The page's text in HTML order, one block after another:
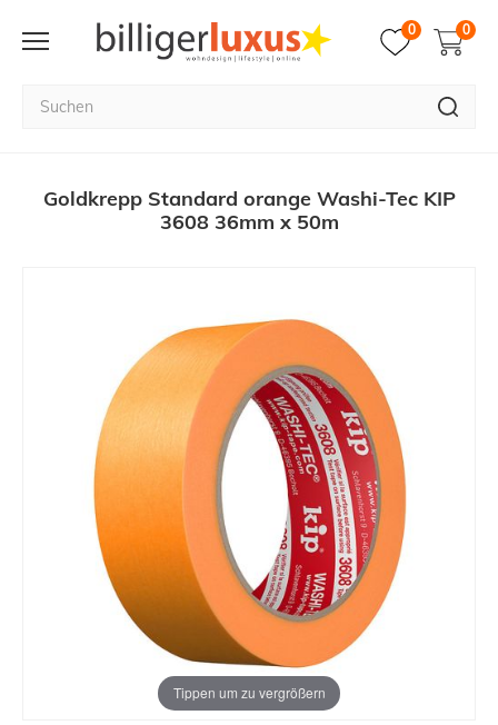
0 0
Goldkrepp Standard orange Washi-Tec KIP
3608 36mm x 50m
Tippen um zu vergrößern